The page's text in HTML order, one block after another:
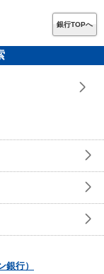
銀行TOPへ
行）